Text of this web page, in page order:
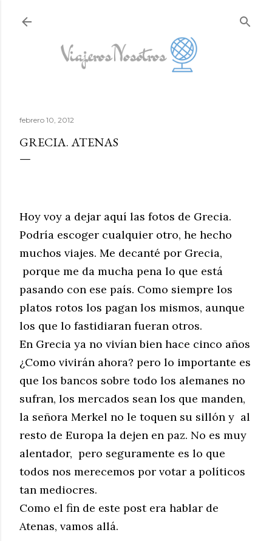
febrero 10, 2012
GRECIA. ATENAS
Hoy voy a dejar aquí las fotos de Grecia.
Podría escoger cualquier otro, he hecho
muchos viajes. Me decanté por Grecia,
porque me da mucha pena lo que está
pasando con ese país. Como siempre los
platos rotos los pagan los mismos, aunque
los que lo fastidiaran fueran otros.
En Grecia ya no vivían bien hace cinco años
¿Como vivirán ahora? pero lo importante es
que los bancos sobre todo los alemanes no
sufran, los mercados sean los que manden,
la señora Merkel no le toquen su sillón y al
resto de Europa la dejen en paz. No es muy
alentador, pero seguramente es lo que
todos nos merecemos por votar a políticos
tan mediocres.
Como el fin de este post era hablar de
Atenas, vamos allá.